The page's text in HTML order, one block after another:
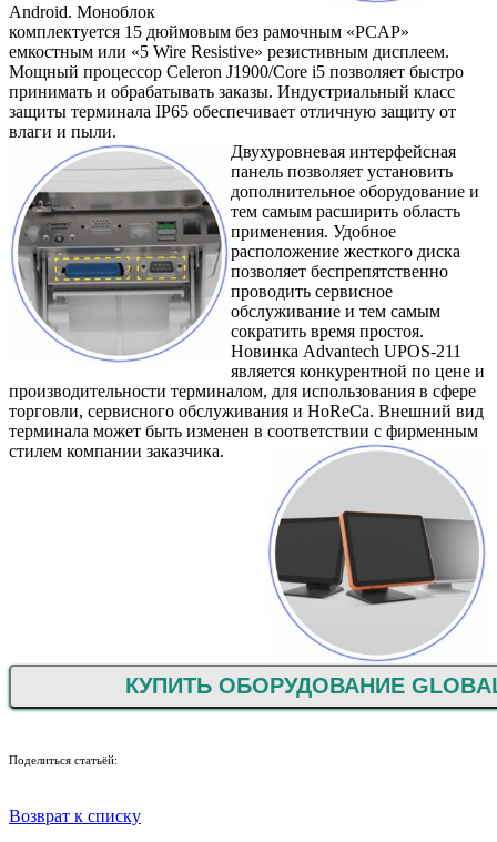
Android. Моноблок
комплектуется 15 дюймовым без рамочным «PCAP»
емкостным или «5 Wire Resistive» резистивным дисплеем.
Мощный процессор Celeron J1900/Core i5 позволяет быстро
принимать и обрабатывать заказы. Индустриальный класс
защиты терминала IP65 обеспечивает отличную защиту от
влаги и пыли.
Двухуровневая интерфейсная
панель позволяет установить
дополнительное оборудование и
тем самым расширить область
применения. Удобное
расположение жесткого диска
позволяет беспрепятственно
проводить сервисное
обслуживание и тем самым
сократить время простоя.
Новинка Advantech UPOS-211
является конкурентной по цене и
производительности терминалом, для использования в сфере
торговли, сервисного обслуживания и HoReCa. Внешний вид
терминала может быть изменен в соответствии с фирменным
стилем компании заказчика.
КУПИТЬ ОБОРУДОВАНИЕ
Поделиться статьёй:
Возврат к списку